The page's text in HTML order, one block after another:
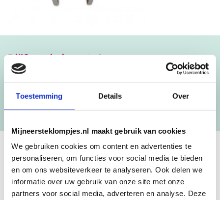
Toestemming Details Over
Mijneersteklompjes.nl maakt gebruik van cookies
We gebruiken cookies om content en advertenties te
personaliseren, om functies voor social media te bieden
en om ons websiteverkeer te analyseren. Ook delen we
informatie over uw gebruik van onze site met onze
partners voor social media, adverteren en analyse. Deze
Blijf op de hoogte!
NIEUWSBRIEF
[mc4wp_form id=”3182″]
GEBOORTEKLOMPJES EN
KRAAMCADEAU MET NAAM